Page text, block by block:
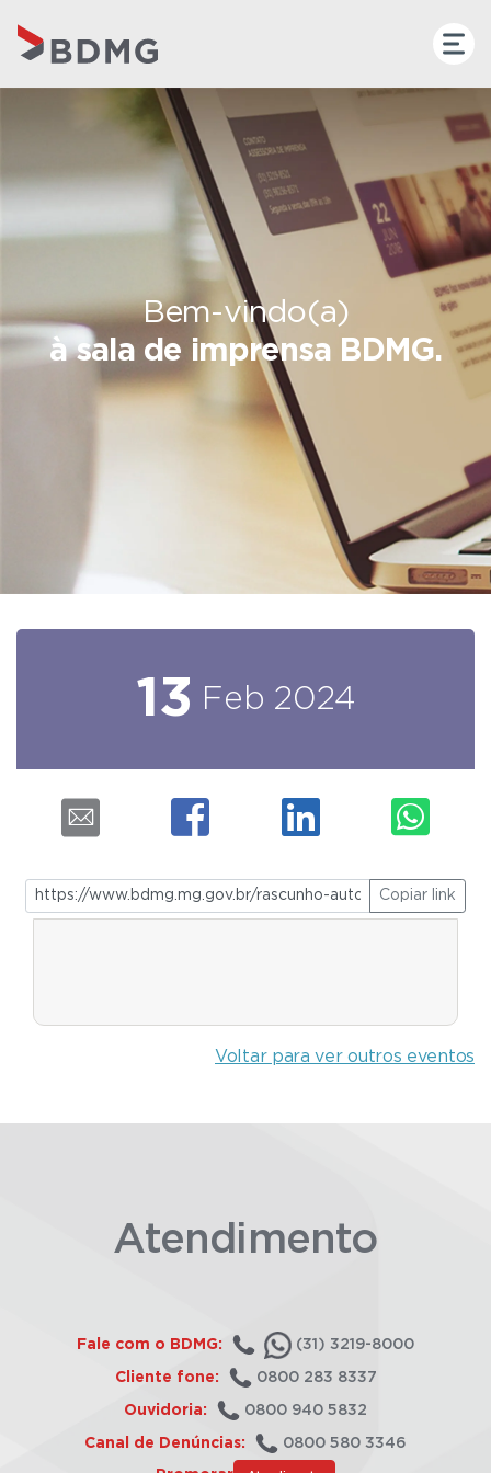
Bem-vindo(a)
à sala de imprensa BDMG.
13 Feb 2024
Copiar link
Voltar para ver outros eventos
Atendimento
Fale com o BDMG: (31) 3219-8000
Cliente fone: 0800 283 8337
Ouvidoria: 0800 940 5832
Canal de Denúncias: 0800 580 3346